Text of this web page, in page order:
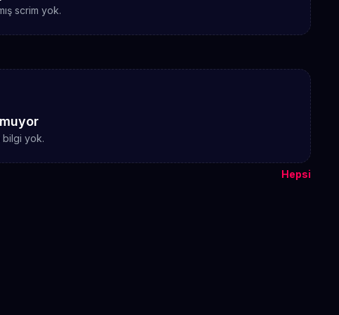
scrim yok.
bilgi yok.
Hepsi